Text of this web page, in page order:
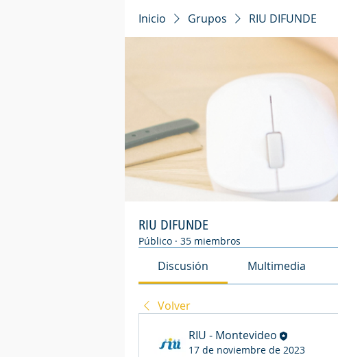
Inicio Grupos RIU DIFUNDE
RIU DIFUNDE
Público · 35 miembros
Discusión Multimedia
Volver
RIU - Montevideo
17 de noviembre de 2023